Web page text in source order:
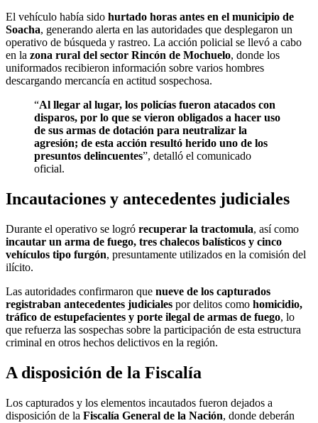
El vehículo había sido hurtado horas antes en el municipio de
Soacha, generando alerta en las autoridades que desplegaron un
operativo de búsqueda y rastreo. La acción policial se llevó a cabo
en la zona rural del sector Rincón de Mochuelo, donde los
uniformados recibieron información sobre varios hombres
descargando mercancía en actitud sospechosa.
“Al llegar al lugar, los policías fueron atacados con
disparos, por lo que se vieron obligados a hacer uso
de sus armas de dotación para neutralizar la
agresión; de esta acción resultó herido uno de los
presuntos delincuentes”, detalló el comunicado
oficial.
Incautaciones y antecedentes judiciales
Durante el operativo se logró recuperar la tractomula, así como
incautar un arma de fuego, tres chalecos balísticos y cinco
vehículos tipo furgón, presuntamente utilizados en la comisión del
ilícito.
Las autoridades confirmaron que nueve de los capturados
registraban antecedentes judiciales por delitos como homicidio,
tráfico de estupefacientes y porte ilegal de armas de fuego, lo
que refuerza las sospechas sobre la participación de esta estructura
criminal en otros hechos delictivos en la región.
A disposición de la Fiscalía
Los capturados y los elementos incautados fueron dejados a
disposición de la Fiscalía General de la Nación, donde deberán